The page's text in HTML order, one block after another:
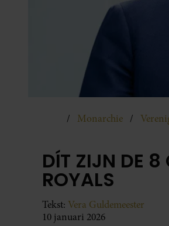
Monarchie
DÍT ZIJN DE 8
ROYALS
Tekst: Vera Guldemeester
10 januari 2026